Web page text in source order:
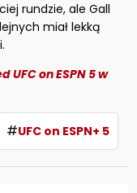
rundzie, ale Gall
miał lekką
UFC on ESPN 5 w
#UFC on ESPN+ 5